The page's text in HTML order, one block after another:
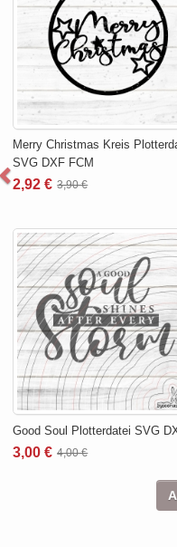
Merry Christmas Kreis
SVG DXF FCM
2,92 € 3,90 €
Good Soul Plotterdatei SVG
3,00 € 4,00 €